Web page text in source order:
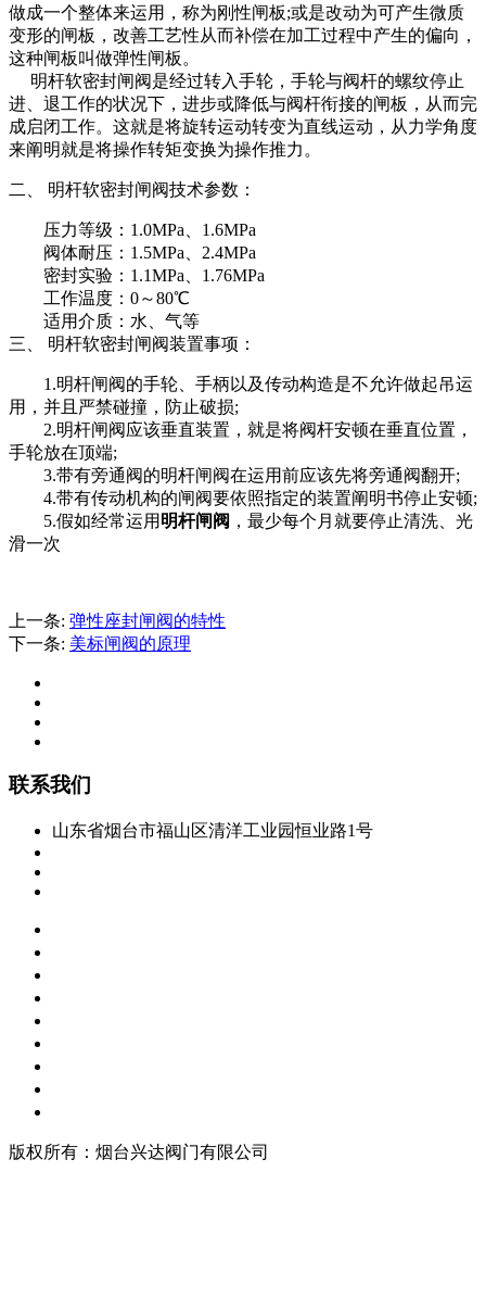
做成一个整体来运用，称为刚性闸板;或是改动为可产生微质
变形的闸板，改善工艺性从而补偿在加工过程中产生的偏向，
这种闸板叫做弹性闸板。
明杆软密封闸阀是经过转入手轮，手轮与阀杆的螺纹停止
进、退工作的状况下，进步或降低与阀杆衔接的闸板，从而完
成启闭工作。这就是将旋转运动转变为直线运动，从力学角度
来阐明就是将操作转矩变换为操作推力。
二、 明杆软密封闸阀技术参数：
压力等级：1.0MPa、1.6MPa
阀体耐压：1.5MPa、2.4MPa
密封实验：1.1MPa、1.76MPa
工作温度：0～80℃
适用介质：水、气等
三、 明杆软密封闸阀装置事项：
1.明杆闸阀的手轮、手柄以及传动构造是不允许做起吊运
用，并且严禁碰撞，防止破损;
2.明杆闸阀应该垂直装置，就是将阀杆安顿在垂直位置，
手轮放在顶端;
3.带有旁通阀的明杆闸阀在运用前应该先将旁通阀翻开;
4.带有传动机构的闸阀要依照指定的装置阐明书停止安顿;
5.假如经常运用 明杆闸阀 ，最少每个月就要停止清洗、光
滑一次
上一条: 弹性座封闸阀的特性
下一条: 美标闸阀的原理
联系我们
山东省烟台市福山区清洋工业园恒业路1号
版权所有：烟台兴达阀门有限公司